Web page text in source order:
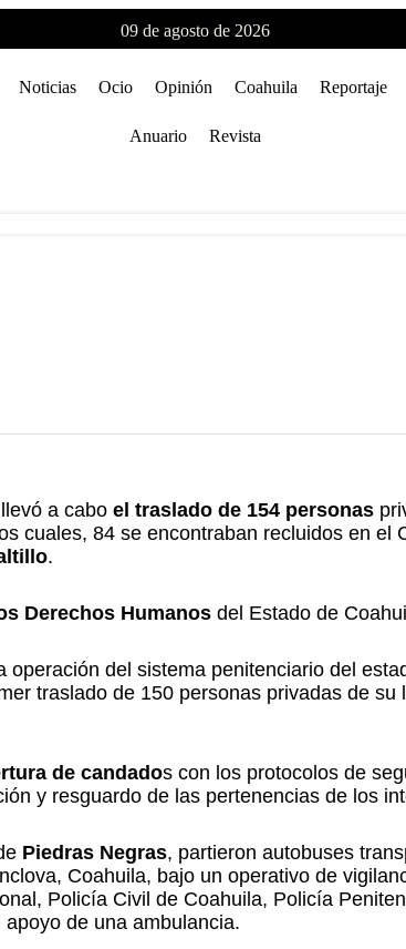
09 de agosto de 2026
Noticias Ocio Opinión Coahuila Reportaje
Anuario Revista
a cabo el traslado de 154 personas
cuales, 84 se encontraban recluidos en el
.
Derechos Humanos del Estado de
operación del sistema penitenciario del
traslado de 150 personas privadas de su
de candados con los protocolos de
y resguardo de las pertenencias de los
Piedras Negras, partieron autobuses
Coahuila, bajo un operativo de
Policía Civil de Coahuila, Policía
de una ambulancia.